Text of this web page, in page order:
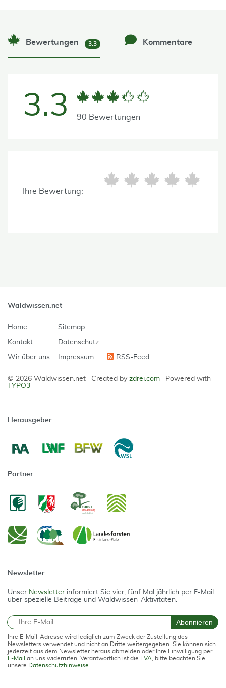
Bewertungen 3.3 Kommentare
3.3 90 Bewertungen
Ihre Bewertung:
Waldwissen.net
Home
Kontakt
Wir über uns
Sitemap
Datenschutz
Impressum RSS-Feed
© 2026 Waldwissen.net · Created by zdrei.com · Powered with
TYPO3
Herausgeber
Partner
Newsletter
Unser Newsletter informiert Sie vier, fünf Mal jährlich per E-Mail
über spezielle Beiträge und Waldwissen-Aktivitäten.
E-Mail Abonnieren
Ihre E-Mail-Adresse wird lediglich zum Zweck der Zustellung des
Newsletters verwendet und nicht an Dritte weitergegeben. Sie können sich
jederzeit aus dem Newsletter heraus abmelden oder Ihre Einwilligung per
E-Mail an uns widerrufen. Verantwortlich ist die FVA , bitte beachten Sie
unsere Datenschutzhinweise